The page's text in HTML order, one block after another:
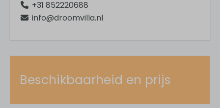
Parkfaciliteiten
+31 852220688
info@droomvilla.nl
Beschikbaarheid en prijs